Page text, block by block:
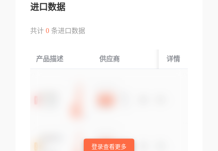
进口数据
共计 0条进口数据
产品描述 供应商 起运国/地区
详情
登录查看更多